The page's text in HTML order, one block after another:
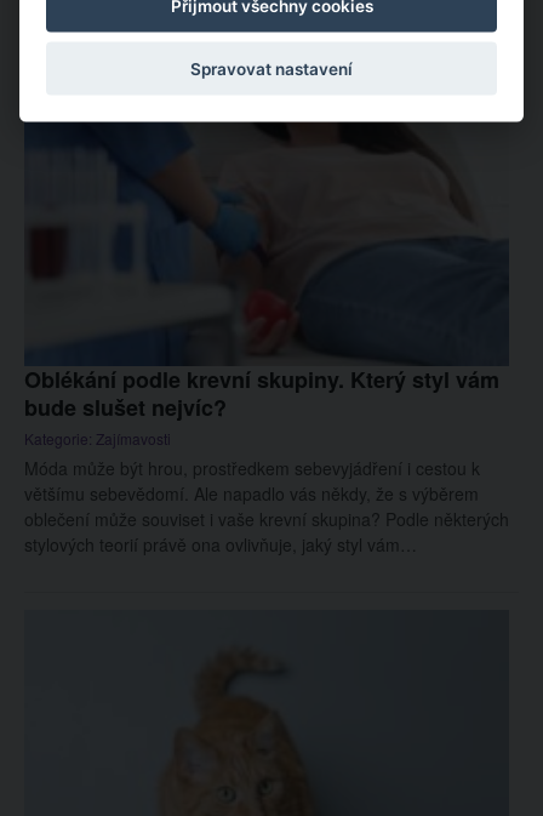
Oblékání podle krevní skupiny. Který styl vám
bude slušet nejvíc?
Kategorie: Zajímavosti
Móda může být hrou, prostředkem sebevyjádření i cestou k
většímu sebevědomí. Ale napadlo vás někdy, že s výběrem
oblečení může souviset i vaše krevní skupina? Podle některých
stylových teorií právě ona ovlivňuje, jaký styl vám…
Přijmout všechny cookies
Spravovat nastavení